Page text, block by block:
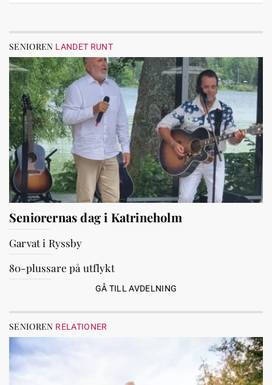
SENIOREN LANDET RUNT
Seniorernas dag i Katrineholm
Garvat i Ryssby
80-plussare på utflykt
GÅ TILL AVDELNING
SENIOREN RELATIONER